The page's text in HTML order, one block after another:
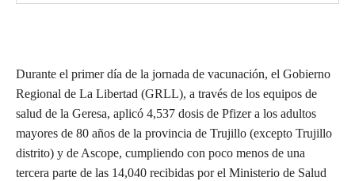
Durante el primer día de la jornada de vacunación, el Gobierno
Regional de La Libertad (GRLL), a través de los equipos de
salud de la Geresa, aplicó 4,537 dosis de Pfizer a los adultos
mayores de 80 años de la provincia de Trujillo (excepto Trujillo
distrito) y de Ascope, cumpliendo con poco menos de una
tercera parte de las 14,040 recibidas por el Ministerio de Salud